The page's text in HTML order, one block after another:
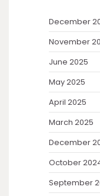
December
November
June 2025
May 2025
April 2025
March 2025
December
October
September